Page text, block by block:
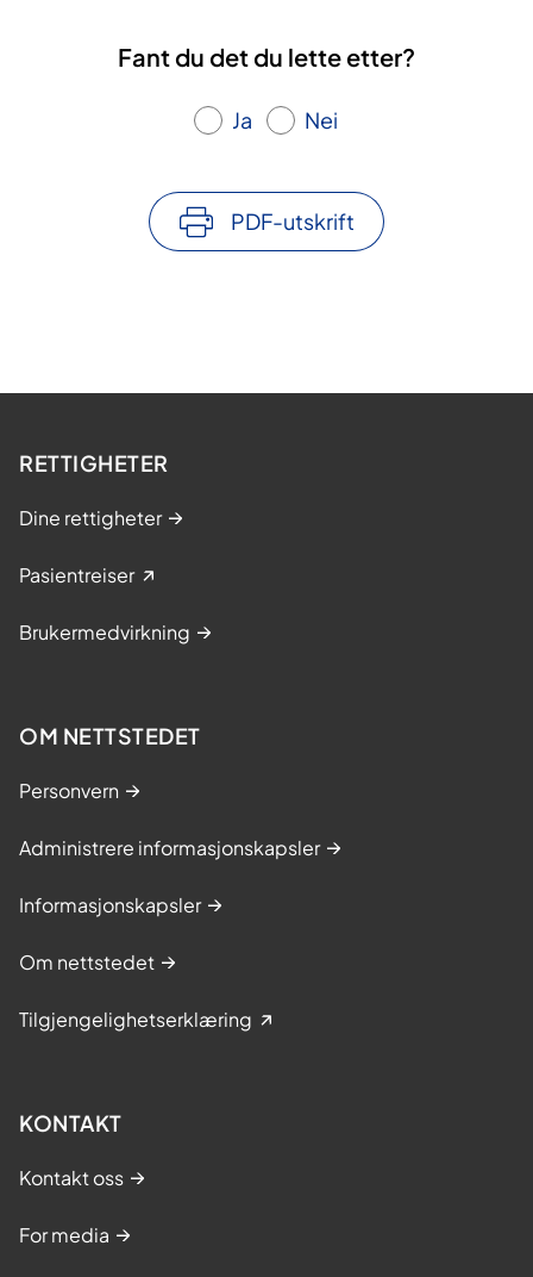
Fant du det du lette etter?
Ja Nei
PDF-utskrift
RETTIGHETER
Dine rettigheter
Pasientreiser
Brukermedvirkning
OM NETTSTEDET
Personvern
Administrere informasjonskapsler
Informasjonskapsler
Om nettstedet
Tilgjengelighetserklæring
KONTAKT
Kontakt oss
For media